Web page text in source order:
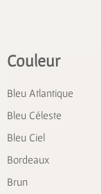
Couleur
Bleu Atlantique
Bleu Céleste
Bleu Ciel
Bordeaux
Brun